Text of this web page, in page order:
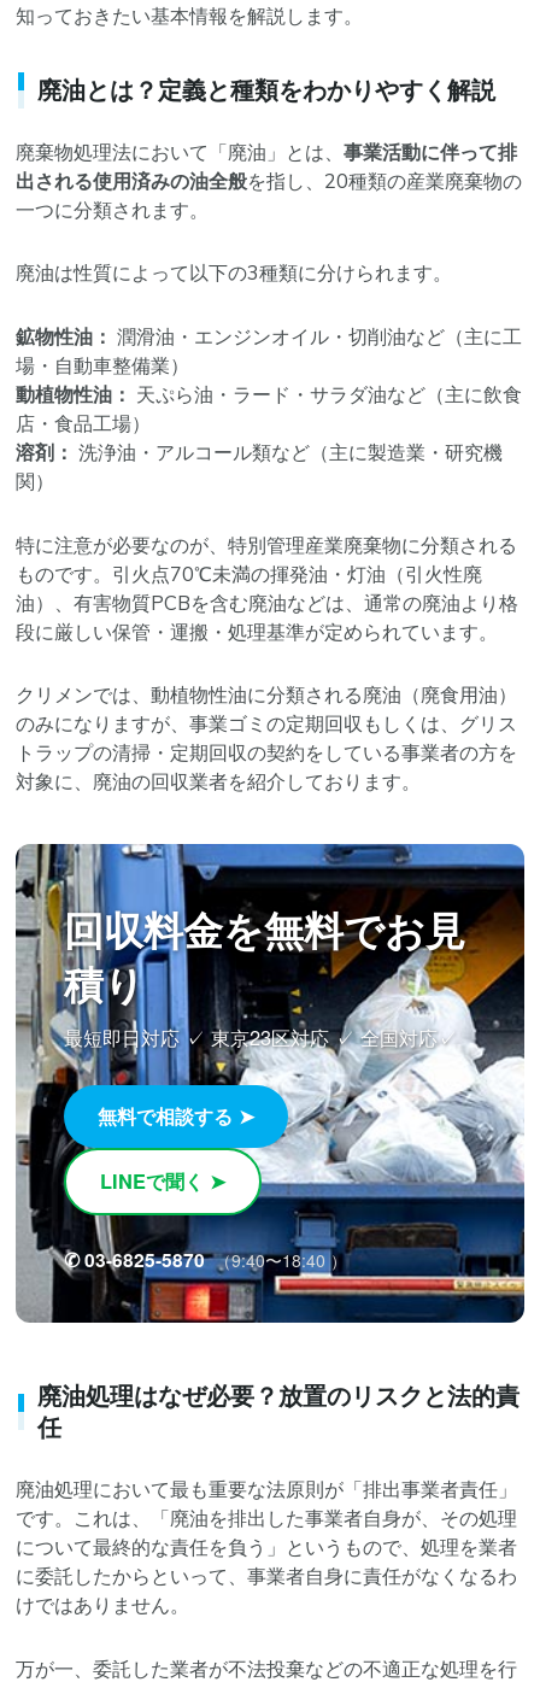
知っておきたい基本情報を解説します。
廃油とは？定義と種類をわかりやすく解説
廃棄物処理法において「廃油」とは、事業活動に伴って排
出される使用済みの油全般を指し、20種類の産業廃棄物の
一つに分類されます。
廃油は性質によって以下の3種類に分けられます。
鉱物性油： 潤滑油・エンジンオイル・切削油など（主に工
場・自動車整備業）
動植物性油： 天ぷら油・ラード・サラダ油など（主に飲食
店・食品工場）
溶剤： 洗浄油・アルコール類など（主に製造業・研究機
関）
特に注意が必要なのが、特別管理産業廃棄物に分類される
ものです。引火点70℃未満の揮発油・灯油（引火性廃
油）、有害物質PCBを含む廃油などは、通常の廃油より格
段に厳しい保管・運搬・処理基準が定められています。
クリメンでは、動植物性油に分類される廃油（廃食用油）
のみになりますが、事業ゴミの定期回収もしくは、グリス
トラップの清掃・定期回収の契約をしている事業者の方を
対象に、廃油の回収業者を紹介しております。
回収料金を無料でお見
積り
最短即日対応 ✓ 東京23区対応 ✓ 全国対応✓
無料で相談する ➤
LINEで聞く ➤
✆ 03-6825-5870 （9:40〜18:40 ）
廃油処理はなぜ必要？放置のリスクと法的責
任
廃油処理において最も重要な法原則が「排出事業者責任」
です。これは、「廃油を排出した事業者自身が、その処理
について最終的な責任を負う」というもので、処理を業者
に委託したからといって、事業者自身に責任がなくなるわ
けではありません。
万が一、委託した業者が不法投棄などの不適正な処理を行